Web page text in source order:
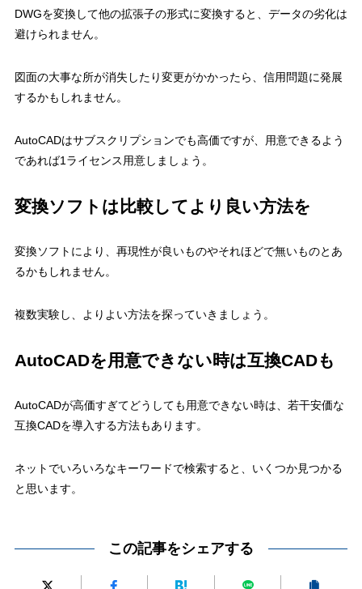
DWGを変換して他の拡張子の形式に変換すると、データの劣化は
避けられません。
図面の大事な所が消失したり変更がかかったら、信用問題に発展
するかもしれません。
AutoCADはサブスクリプションでも高価ですが、用意できるよう
であれば1ライセンス用意しましょう。
変換ソフトは比較してより良い方法を
変換ソフトにより、再現性が良いものやそれほどで無いものとあ
るかもしれません。
複数実験し、よりよい方法を探っていきましょう。
AutoCADを用意できない時は互換CADも
AutoCADが高価すぎてどうしても用意できない時は、若干安価な
互換CADを導入する方法もあります。
ネットでいろいろなキーワードで検索すると、いくつか見つかる
と思います。
この記事をシェアする